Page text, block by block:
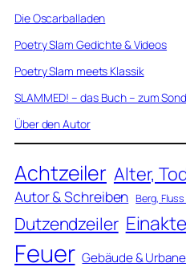
Die Oscarballaden
Poetry Slam Gedichte & Videos
Poetry Slam meets Klassik
SLAMMED! – das Buch – zum
Über den Autor
Achtzeiler Alter,
Autor & Schreiben Berg,
Dutzendzeiler
Feuer Gebäude &